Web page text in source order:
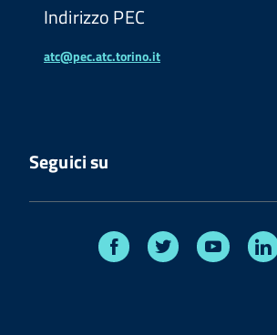
Indirizzo PEC
atc@pec.atc.torino.it
Seguici su
Facebook Twitter Youtube